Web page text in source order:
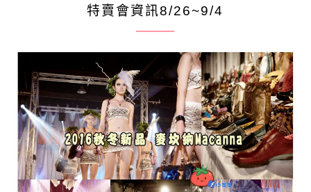
特賣會資訊8/26~9/4